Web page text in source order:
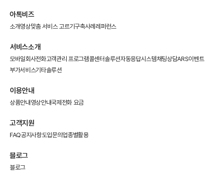
아톡비즈
소개영상맞춤 서비스 고르기구축사례 레퍼런스
서비스소개
모바일회사전화고객관리 프로그램콜센터솔루션자동응답시스템채팅상담ARS이벤트
부가서비스기타솔루션
이용안내
상품안내 영상안내국제전화 요금
고객지원
FAQ공지사항도입문의 업종별활용
블로그
블로그